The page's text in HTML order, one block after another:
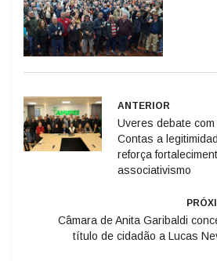
ANTERIOR
Uveres debate
Contas a
reforça
associativismo
Câmara de Anita Garibaldi
título de cidadão a Lucas